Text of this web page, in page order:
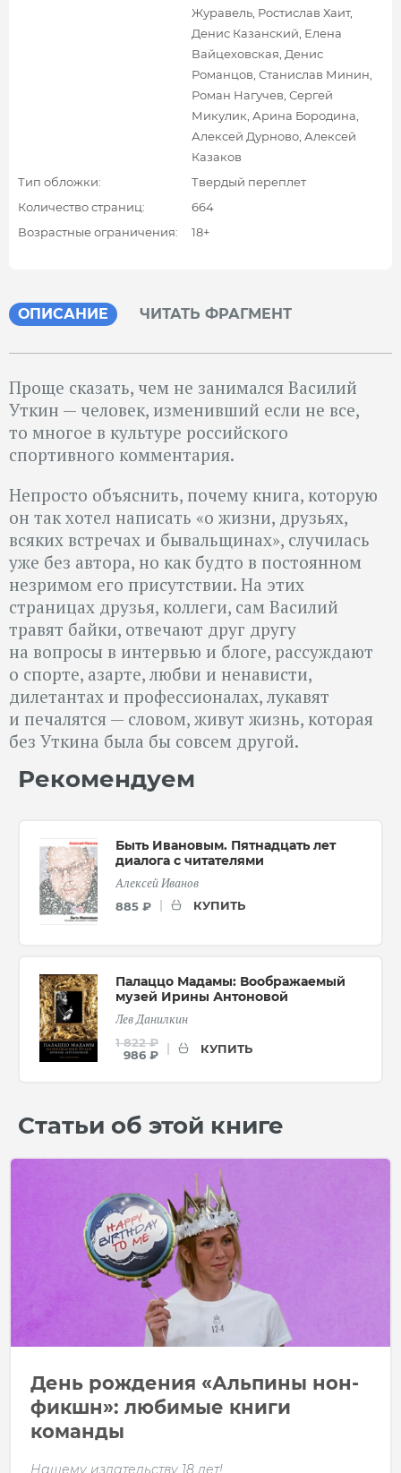
Журавель, Ростислав Хаит,
Денис Казанский, Елена
Вайцеховская, Денис
Романцов, Станислав Минин,
Роман Нагучев, Сергей
Микулик, Арина Бородина,
Алексей Дурново, Алексей
Казаков
Тип обложки:
Твердый переплет
Количество страниц:
664
Возрастные ограничения:
18+
Рекомендуем
Быть Ивановым. Пятнадцать лет
диалога с читателями
Алексей Иванов
885 ₽ КУПИТЬ
Палаццо Мадамы: Воображаемый
музей Ирины Антоновой
Лев Данилкин
1 822 ₽
986 ₽
КУПИТЬ
ОПИСАНИЕ ЧИТАТЬ ФРАГМЕНТ
Проще сказать, чем не занимался Василий
Уткин — человек, изменивший если не все,
то многое в культуре российского
спортивного комментария.
Непросто объяснить, почему книга, которую
он так хотел написать «о жизни, друзьях,
всяких встречах и бывальщинах», случилась
уже без автора, но как будто в постоянном
незримом его присутствии. На этих
страницах друзья, коллеги, сам Василий
травят байки, отвечают друг другу
на вопросы в интервью и блоге, рассуждают
о спорте, азарте, любви и ненависти,
дилетантах и профессионалах, лукавят
и печалятся — словом, живут жизнь, которая
без Уткина была бы совсем другой.
Статьи об этой книге
День рождения «Альпины нон-
фикшн»: любимые книги
команды
Нашему издательству 18 лет!